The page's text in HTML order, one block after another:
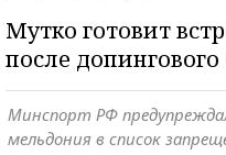
Мутко готовит
после допингового
Минспорт РФ
мельдония в список